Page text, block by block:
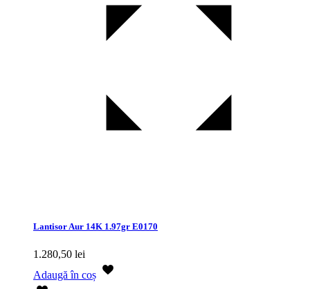
Lantisor Aur 14K 1.97gr E0170
1.280,50 lei
Adaugă în coș